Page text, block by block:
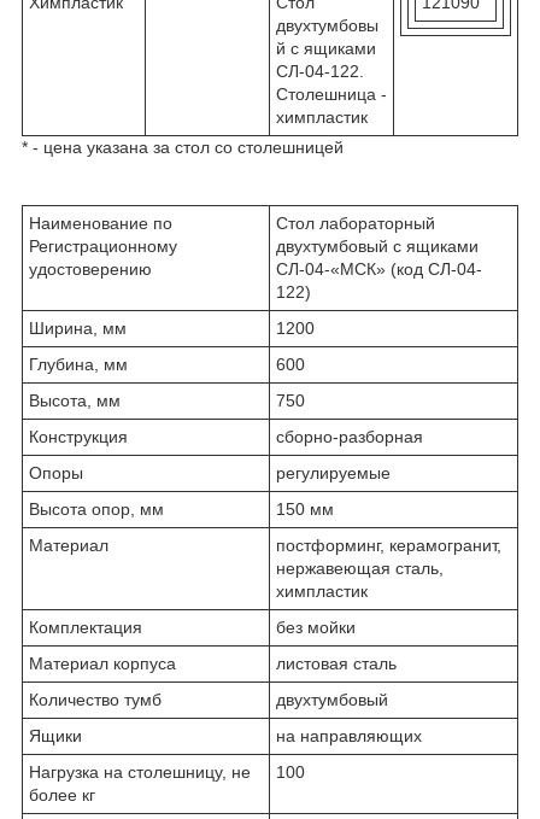
двухтумбовы
й с ящиками
СЛ-04-122.
Столешница -
химпластик
* - цена указана за стол со столешницей
Наименование по
Регистрационному
удостоверению
Стол лабораторный
двухтумбовый с ящиками
СЛ-04-«МСК» (код СЛ-04-
122)
Ширина, мм
1200
Глубина, мм
600
Высота, мм
750
Конструкция
сборно-разборная
Опоры
регулируемые
Высота опор, мм
150 мм
Материал
постформинг, керамогранит,
нержавеющая сталь,
химпластик
Комплектация
без мойки
Материал корпуса
листовая сталь
Количество тумб
двухтумбовый
Ящики
на направляющих
Нагрузка на столешницу, не
более кг
100